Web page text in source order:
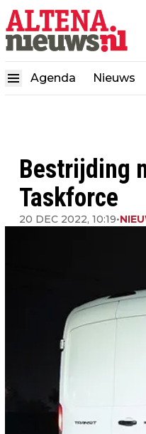
Agenda Nieuws
Bestrijding
Taskforce
20 DEC 2022, 10:19•